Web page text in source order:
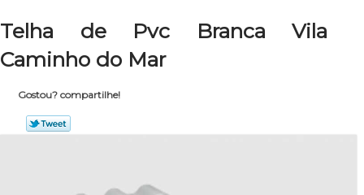
Telha de Pvc Branca Vila
Caminho do Mar
Gostou? compartilhe!